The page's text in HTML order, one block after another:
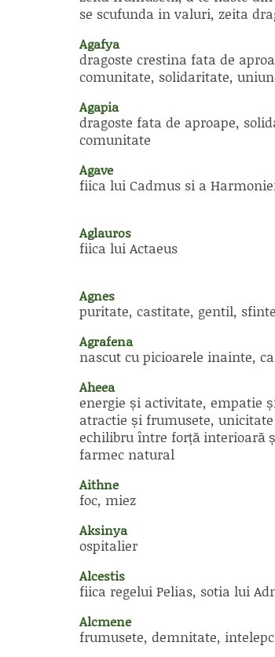
se scufunda in valuri, zeita
Agafya
dragoste crestina fata de
comunitate, solidaritate,
Agapia
dragoste fata de aproape,
comunitate
Agave
fiica lui Cadmus si a
Aglauros
fiica lui Actaeus
Agnes
puritate, castitate, gentil,
Agrafena
nascut cu picioarele inainte,
Aheea
energie și activitate, empatie
atractie și frumusete,
echilibru între forță interioară
farmec natural
Aithne
foc, miez
Aksinya
ospitalier
Alcestis
fiica regelui Pelias, sotia lui
Alcmene
frumusete, demnitate,